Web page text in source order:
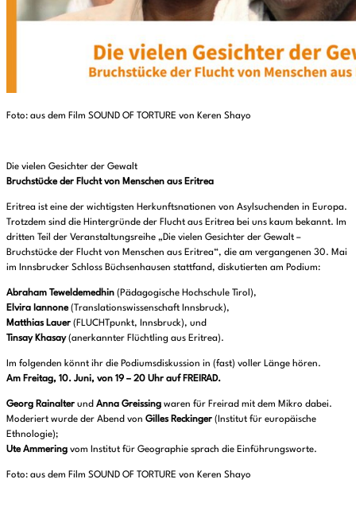
Foto: aus dem Film SOUND OF TORTURE von Keren Shayo
Die vielen Gesichter der Gewalt
Bruchstücke der Flucht von Menschen aus Eritrea
Eritrea ist eine der wichtigsten Herkunftsnationen von Asylsuchenden in Europa.
Trotzdem sind die Hintergründe der Flucht aus Eritrea bei uns kaum bekannt. Im
dritten Teil der Veranstaltungsreihe „Die vielen Gesichter der Gewalt –
Bruchstücke der Flucht von Menschen aus Eritrea“, die am vergangenen 30. Mai
im Innsbrucker Schloss Büchsenhausen stattfand, diskutierten am Podium:
Abraham Teweldemedhin (Pädagogische Hochschule Tirol),
Elvira Iannone(Translationswissenschaft Innsbruck),
Matthias Lauer (FLUCHTpunkt, Innsbruck), und
Tinsay Khasay(anerkannter Flüchtling aus Eritrea).
Im folgenden könnt ihr die Podiumsdiskussion in (fast) voller Länge hören.
Am Freitag, 10. Juni, von 19 – 20 Uhr auf FREIRAD.
Georg Rainalter und Anna Greissing waren für Freirad mit dem Mikro dabei.
Moderiert wurde der Abend von Gilles Reckinger (Institut für europäische
Ethnologie);
Ute Ammering vom Institut für Geographie sprach die Einführungsworte.
Foto: aus dem Film SOUND OF TORTURE von Keren Shayo